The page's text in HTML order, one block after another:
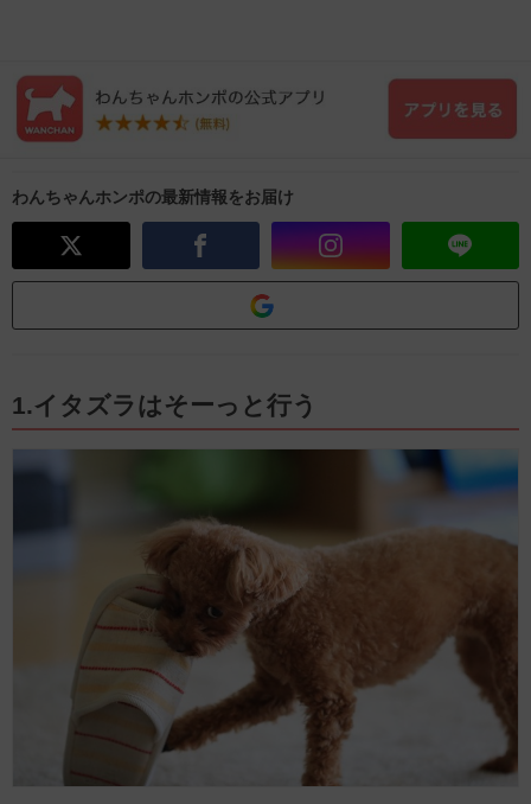
わんちゃんホンポの最新情報をお届け
1.イタズラはそーっと行う